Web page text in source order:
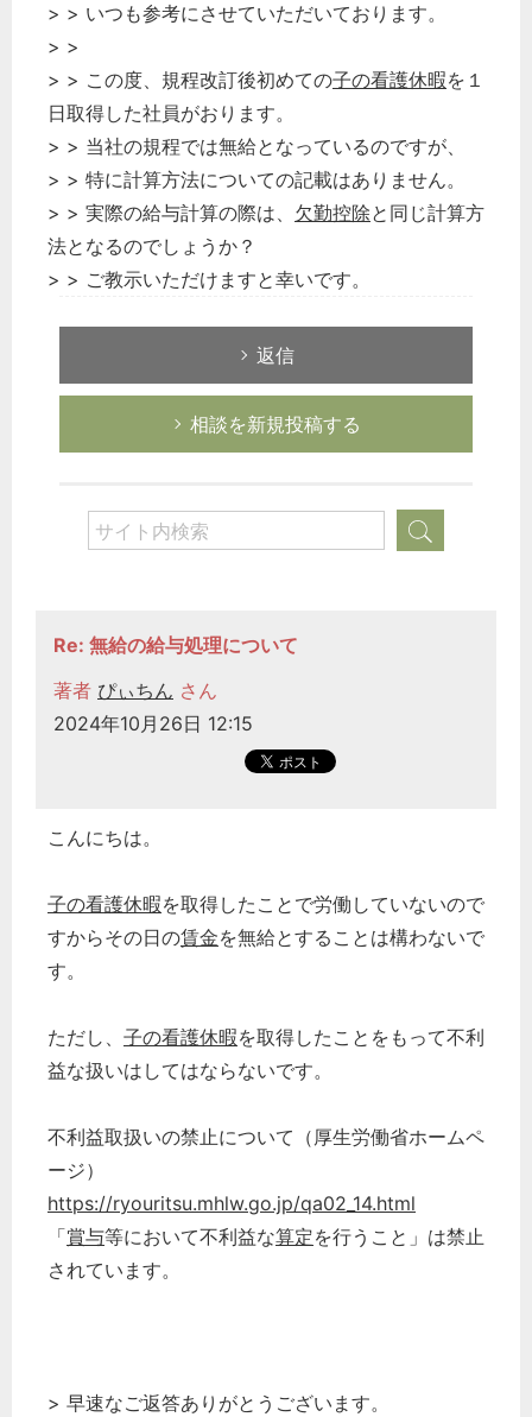
> > いつも参考にさせていただいております。
> >
> > この度、規程改訂後初めての子の看護休暇を１
日取得した社員がおります。
> > 当社の規程では無給となっているのですが、
> > 特に計算方法についての記載はありません。
> > 実際の給与計算の際は、 欠勤控除と同じ計算方
法となるのでしょうか？
> > ご教示いただけますと幸いです。
返信
相談を新規投稿する
Re: 無給の給与処理について
著者 ぴぃちん さん
2024年10月26日 12:15
こんにちは。
子の看護休暇を取得したことで労働していないので
すからその日の賃金を無給とすることは構わないで
す。
ただし、 子の看護休暇を取得したことをもって不利
益な扱いはしてはならないです。
不利益取扱いの禁止について（厚生労働省ホームペ
ージ）
https://ryouritsu.mhlw.go.jp/qa02_14.html
「賞与等において不利益な算定を行うこと」は禁止
されています。
> 早速なご返答ありがとうございます。